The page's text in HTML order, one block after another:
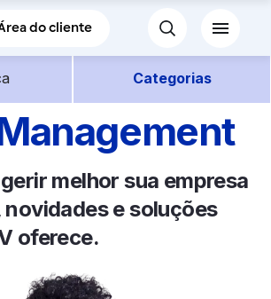
principal
do cliente
Categorias
conteúdos
melhor sua empresa
e soluções
oferece.